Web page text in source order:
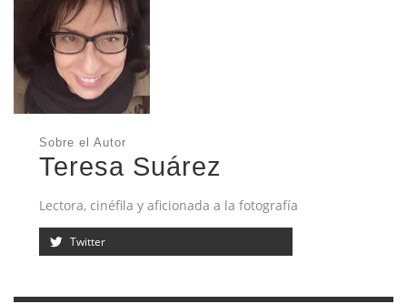
Sobre el Autor
Teresa Suárez
Lectora, cinéfila y aficionada a la fotografía
Twitter